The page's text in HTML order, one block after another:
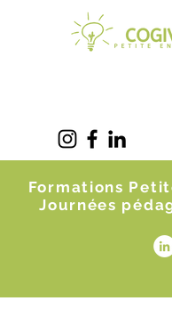
Formations
Journées